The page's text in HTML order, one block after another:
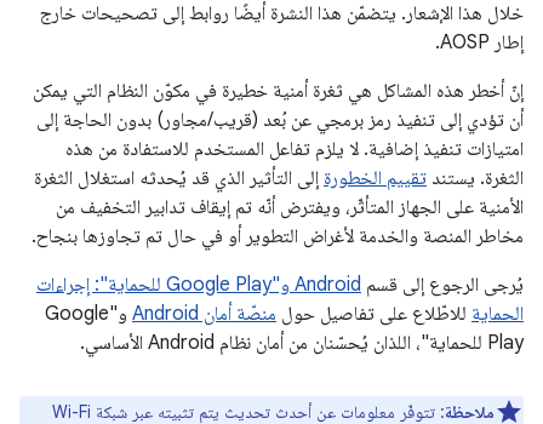
خلال هذا الإشعار. يتضمّن هذا النشرة أيضًا روابط إلى تصحيحات خارج
إطار AOSP.
إنّ أخطر هذه المشاكل هي ثغرة أمنية خطيرة في مكوّن النظام التي يمكن
أن تؤدي إلى تنفيذ رمز برمجي عن بُعد (قريب/مجاور) بدون الحاجة إلى
امتيازات تنفيذ إضافية. لا يلزم تفاعل المستخدم للاستفادة من هذه
الثغرة. يستند تقييم الخطورة إلى التأثير الذي قد يُحدثه استغلال الثغرة
الأمنية على الجهاز المتأثّر، ويفترض أنّه تم إيقاف تدابير التخفيف من
مخاطر المنصة والخدمة لأغراض التطوير أو في حال تم تجاوزها بنجاح.
يُرجى الرجوع إلى قسم
Android و"Google Play للحماية": إجراءات
الحماية للاطّلاع على تفاصيل حول منصّة أمان Android
و"Google
Play للحماية"، اللذان يُحسّنان من أمان نظام Android الأساسي.
ملاحظة
: تتوفّر معلومات عن أحدث تحديث يتم تثبيته عبر شبكة Wi-Fi